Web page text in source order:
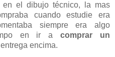
en el dibujo técnico, la mas
cuando estudie era
siempre era algo
en ir acomprar un
encima.